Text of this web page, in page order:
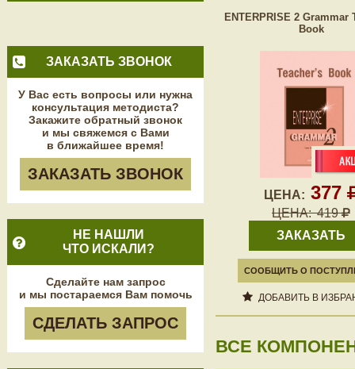
ЗАКАЗАТЬ ЗВОНОК
У Вас есть вопросы или нужна
консультация методиста?
Закажите обратный звонок
и мы свяжемся с Вами
в ближайшее время!
ЗАКАЗАТЬ ЗВОНОК
НЕ НАШЛИ
ЧТО ИСКАЛИ?
Сделайте нам запрос
и мы постараемся Вам помочь
СДЕЛАТЬ ЗАПРОС
ENTERPRISE 2 Grammar
Book
ЦЕНА: 377
ЦЕНА: 419
ЗАКАЗАТЬ
СООБЩИТЬ О
ДОБАВИТЬ В
ВСЕ